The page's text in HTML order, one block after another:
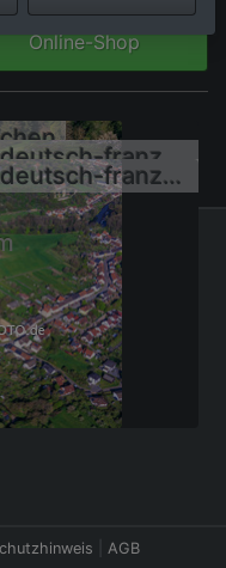
Alle Luftbilder im
Online-Shop
Verlauf der Blies an der deutsch-französischen Landesgrenze und Kirche St. Martin Habkirchen
AGB